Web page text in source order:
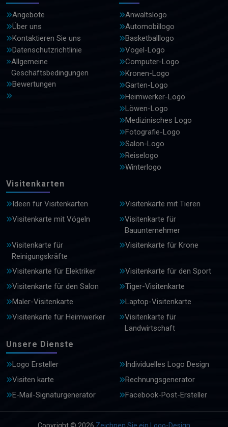
Angebote
Über uns
Kontaktieren Sie uns
Datenschutzrichtlinie
Allgemeine
Geschäftsbedingungen
Bewertungen
Anwaltslogo
Automobillogo
Basketballlogo
Vogel-Logo
Computer-Logo
Kronen-Logo
Garten-Logo
Heimwerker-Logo
Löwen-Logo
Medizinisches Logo
Fotografie-Logo
Salon-Logo
Reiselogo
Winterlogo
Visitenkarten
Ideen für Visitenkarten
Visitenkarte mit Tieren
Visitenkarte mit Vögeln
Visitenkarte für
Bauunternehmer
Visitenkarte für
Reinigungskräfte
Visitenkarte für Krone
Visitenkarte für Elektriker
Visitenkarte für den Sport
Visitenkarte für den Salon
Tiger-Visitenkarte
Maler-Visitenkarte
Laptop-Visitenkarte
Visitenkarte für Heimwerker
Visitenkarte für
Landwirtschaft
Unsere Dienste
Logo Ersteller
Individuelles Logo Design
Visiten karte
Rechnungsgenerator
E-Mail-Signaturgenerator
Facebook-Post-Ersteller